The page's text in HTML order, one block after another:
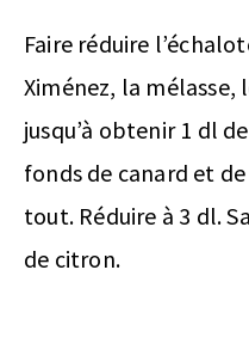
Faire réduire
Ximénez, la
jusqu’à obtenir 1 dl
fonds de canard et
tout. Réduire à 3 dl.
de citron.